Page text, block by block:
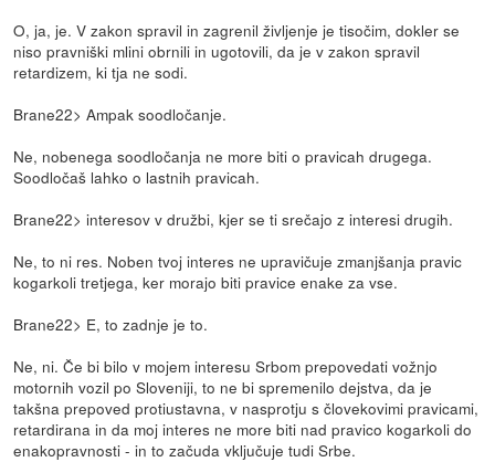
O, ja, je. V zakon spravil in zagrenil življenje je tisočim, dokler se
niso pravniški mlini obrnili in ugotovili, da je v zakon spravil
retardizem, ki tja ne sodi.
Brane22> Ampak soodločanje.
Ne, nobenega soodločanja ne more biti o pravicah drugega.
Soodločaš lahko o lastnih pravicah.
Brane22> interesov v družbi, kjer se ti srečajo z interesi drugih.
Ne, to ni res. Noben tvoj interes ne upravičuje zmanjšanja pravic
kogarkoli tretjega, ker morajo biti pravice enake za vse.
Brane22> E, to zadnje je to.
Ne, ni. Če bi bilo v mojem interesu Srbom prepovedati vožnjo
motornih vozil po Sloveniji, to ne bi spremenilo dejstva, da je
takšna prepoved protiustavna, v nasprotju s človekovimi pravicami,
retardirana in da moj interes ne more biti nad pravico kogarkoli do
enakopravnosti - in to začuda vključuje tudi Srbe.